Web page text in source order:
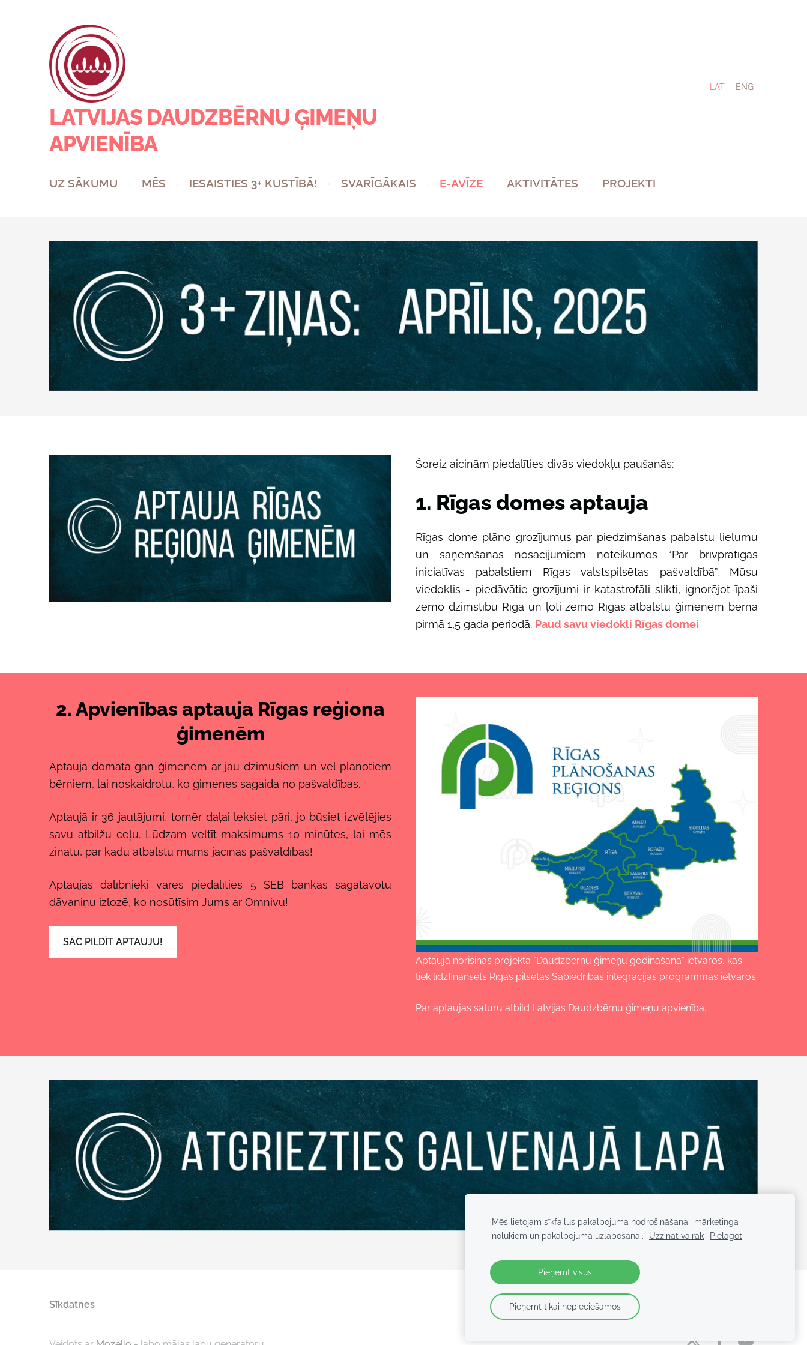
LATVIJAS DAUDZBĒRNU ĢIMEŅU
APVIENĪBA
UZ SĀKUMU MĒS IESAISTIES 3+ KUSTĪBĀ! SVARĪGĀKAIS E-AVĪZE AKTIVITĀTES PROJEKTI
LAT ENG
Šoreiz aicinām piedalīties divās viedokļu paušanās:
1. Rīgas domes aptauja
Rīgas dome plāno grozījumus par piedzimšanas pabalstu lielumu
un saņemšanas nosacījumiem noteikumos “Par brīvprātīgās
iniciatīvas pabalstiem Rīgas valstspilsētas pašvaldībā”. Mūsu
viedoklis - piedāvātie grozījumi ir katastrofāli slikti, ignorējot īpaši
zemo dzimstību Rīgā un ļoti zemo Rīgas atbalstu ģimenēm bērna
pirmā 1,5 gada periodā. Paud savu viedokli Rīgas domei
2. Apvienības aptauja Rīgas reģiona
ģimenēm
Aptauja domāta gan ģimenēm ar jau dzimušiem un vēl plānotiem
bērniem, lai noskaidrotu, ko ģimenes sagaida no pašvaldības.
Aptaujā ir 36 jautājumi, tomēr daļai leksiet pāri, jo būsiet izvēlējies
savu atbilžu ceļu. Lūdzam veltīt maksimums 10 minūtes, lai mēs
zinātu, par kādu atbalstu mums jācīnās pašvaldībās!
Aptaujas dalībnieki varēs piedalīties 5 SEB bankas sagatavotu
dāvaniņu izlozē, ko nosūtīsim Jums ar Omnivu!
SĀC PILDĪT APTAUJU!
Aptauja norisinās projekta "Daudzbērnu ģimeņu godināšana" ietvaros, kas
tiek līdzfinansēts Rīgas pilsētas Sabiedrības integrācijas programmas ietvaros.
Par aptaujas saturu atbild Latvijas Daudzbērnu ģimeņu apvienība.
Sīkdatnes
Mēs lietojam sīkfailus pakalpojuma nodrošināšanai, mārketinga
nolūkiem un pakalpojuma uzlabošanai.
Uzzināt vairāk Pielāgot
Pieņemt visus
Pieņemt tikai nepieciešamos